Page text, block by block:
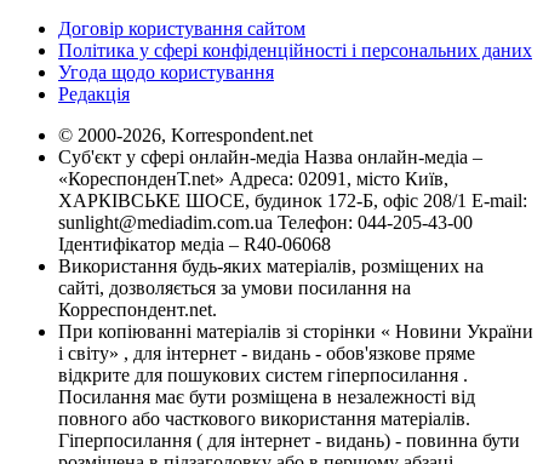
Договір користування сайтом
Політика у сфері конфіденційності і персональних даних
Угода щодо користування
Редакція
© 2000-2026, Korrespondent.net
Суб'єкт у сфері онлайн-медіа Назва онлайн-медіа –
«КореспонденТ.net» Адреса: 02091, місто Київ,
ХАРКІВСЬКЕ ШОСЕ, будинок 172-Б, офіс 208/1 E-mail:
sunlight@mediadim.com.ua Телефон: 044-205-43-00
Ідентифікатор медіа – R40-06068
Використання будь-яких матеріалів, розміщених на
сайті, дозволяється за умови посилання на
Корреспондент.net.
При копіюванні матеріалів зі сторінки « Новини України
і світу» , для інтернет - видань - обов'язкове пряме
відкрите для пошукових систем гіперпосилання .
Посилання має бути розміщена в незалежності від
повного або часткового використання матеріалів.
Гіперпосилання ( для інтернет - видань) - повинна бути